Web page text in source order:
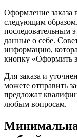
Оформление заказа
следующим
последовательным
данные о себе.
информацию,
кнопку «Оформить
Для заказа и
можете отправить
предложат
любым вопросам.